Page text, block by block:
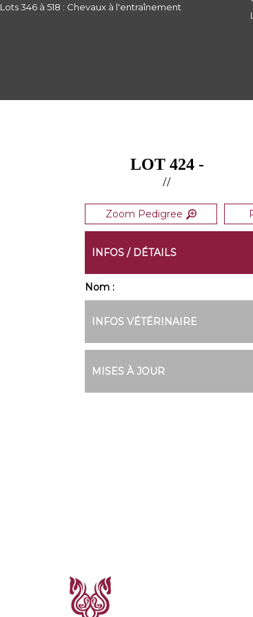
Lots 346 à 518 : Chevaux à l'entraînement
LOT 424 -
//
Zoom Pedigree
INFOS / DÉTAILS
Nom :
INFOS VÉTÉRINAIRE
MISES À JOUR